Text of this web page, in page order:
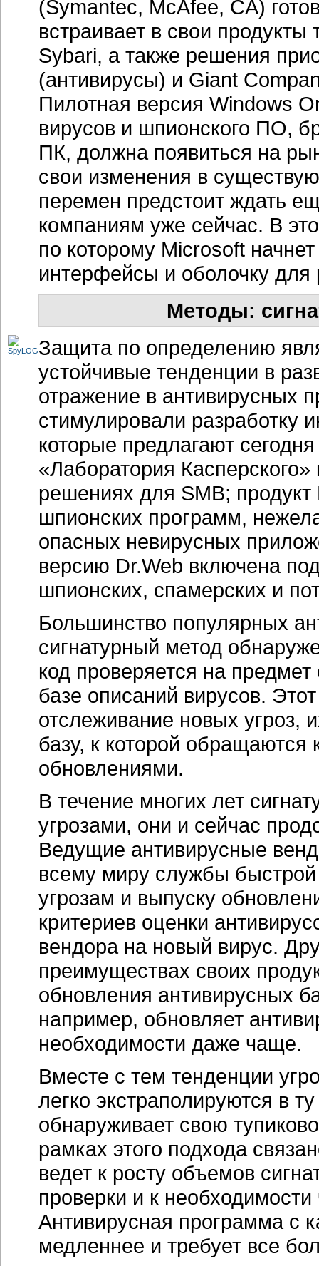
(Symantec, McAfee, CA)
встраивает в свои
Sybari, а также решения
(антивирусы) и Giant
Пилотная версия Windows
вирусов и шпионского ПО,
ПК, должна появиться на
свои изменения в
перемен предстоит ждать
компаниям уже сейчас. В
по которому Microsoft
интерфейсы и оболочку для
Методы:
Защита по определению
устойчивые тенденции в
отражение в антивирусных
стимулировали разработку
которые предлагают
«Лаборатория
решениях для SMB; продукт
шпионских программ,
опасных невирусных
версию Dr.Web включена
шпионских, спамерских и
Большинство популярных
сигнатурный метод
код проверяется на
базе описаний вирусов.
отслеживание новых угроз,
базу, к которой
обновлениями.
В течение многих лет
угрозами, они и сейчас
Ведущие антивирусные
всему миру службы
угрозам и выпуску
критериев оценки
вендора на новый вирус.
преимуществах своих
обновления антивирусных
например, обновляет
необходимости даже чаще.
Вместе с тем тенденции
легко экстраполируются в
обнаруживает свою
рамках этого подхода
ведет к росту объемов
проверки и к
Антивирусная программа с
медленнее и требует все